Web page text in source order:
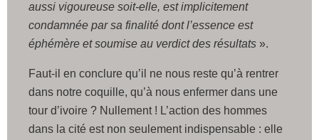
aussi vigoureuse soit-elle, est implicitement
condamnée par sa finalité dont l’essence est
éphémère et soumise au verdict des résultats ».
Faut-il en conclure qu’il ne nous reste qu’à rentrer
dans notre coquille, qu’à nous enfermer dans une
tour d’ivoire ? Nullement ! L’action des hommes
dans la cité est non seulement indispensable : elle